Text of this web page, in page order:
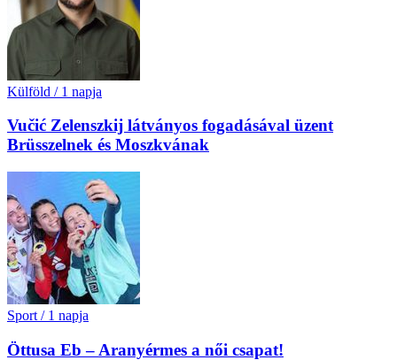
Külföld / 1 napja
Vučić Zelenszkij látványos fogadásával üzent
Brüsszelnek és Moszkvának
Sport / 1 napja
Öttusa Eb – Aranyérmes a női csapat!